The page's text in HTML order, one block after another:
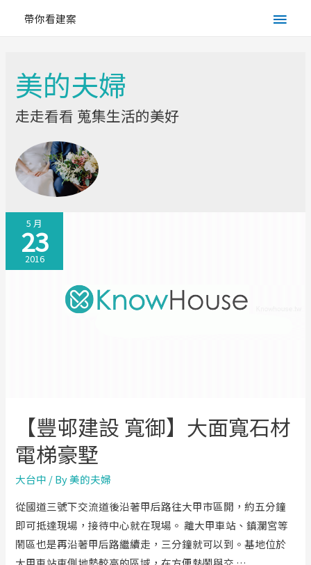
帶你看建案
Main
美的夫婦
走走看看 蒐集生活的美好
5 月
23
2016
【豐邨建設 寬御】大面寬石材
電梯豪墅
大台中 / By美的夫婦
從國道三號下交流道後沿著甲后路往大甲市區開，約五分鐘
即可抵達現場，接待中心就在現場。 離大甲車站、鎮瀾宮等
鬧區也是再沿著甲后路繼續走，三分鐘就可以到。基地位於